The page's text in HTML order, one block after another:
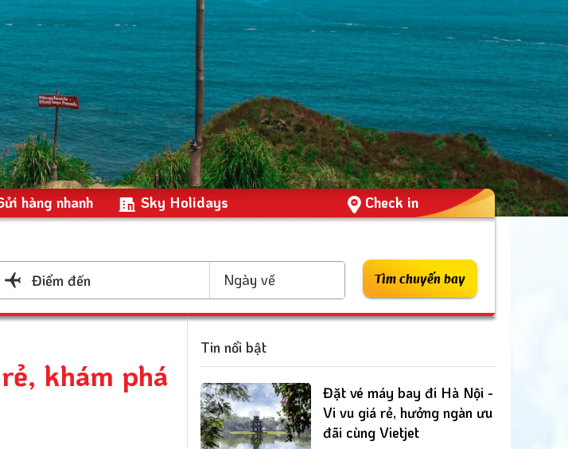
hàng nhanh Sky Holidays Check in
Điểm đến Ngày về Tìm chuyến bay
khám phá
Tin nổi bật
Đặt vé máy bay đi Hà Nội -
Vi vu giá rẻ, hưởng ngàn ưu
đãi cùng Vietjet